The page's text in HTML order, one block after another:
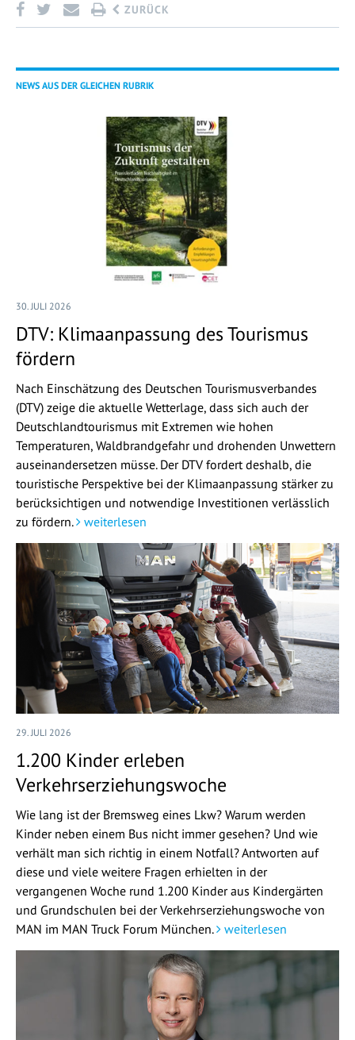
ZURÜCK
NEWS AUS DER GLEICHEN RUBRIK
30. JULI 2026
DTV: Klimaanpassung des Tourismus
fördern
Nach Einschätzung des Deutschen Tourismusverbandes
(DTV) zeige die aktuelle Wetterlage, dass sich auch der
Deutschlandtourismus mit Extremen wie hohen
Temperaturen, Waldbrandgefahr und drohenden Unwettern
auseinandersetzen müsse. Der DTV fordert deshalb, die
touristische Perspektive bei der Klimaanpassung stärker zu
berücksichtigen und notwendige Investitionen verlässlich
zu fördern.
weiterlesen
29. JULI 2026
1.200 Kinder erleben
Verkehrserziehungswoche
Wie lang ist der Bremsweg eines Lkw? Warum werden
Kinder neben einem Bus nicht immer gesehen? Und wie
verhält man sich richtig in einem Notfall? Antworten auf
diese und viele weitere Fragen erhielten in der
vergangenen Woche rund 1.200 Kinder aus Kindergärten
und Grundschulen bei der Verkehrserziehungswoche von
MAN im MAN Truck Forum München.
weiterlesen